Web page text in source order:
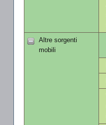
Altre sorgenti
mobili